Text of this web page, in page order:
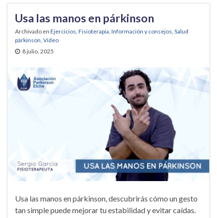
Usa las manos en párkinson
Archivado en Ejercicios, Fisioterapia, Información y consejos, Salud
párkinson, Vídeo
8 julio, 2025
Usa las manos en párkinson, descubrirás cómo un gesto
tan simple puede mejorar tu estabilidad y evitar caídas.